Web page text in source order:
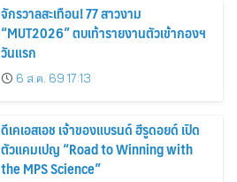
จักรวาลสะเทือน! 77 สาวงาม
“MUT2026” ตบเท้ารายงานตัวเข้ากองฯ
วันแรก
6 ส.ค. 69 17:13
ดีเคเอสเอช เจ้าของแบรนด์ ฮีรูดอยด์ เปิด
ตัวแคมเปญ “Road to Winning with
the MPS Science”